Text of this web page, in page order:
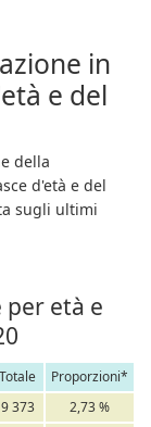
in
e del
della
d'età e del
sugli ultimi
per età e
Totale
Proporzioni*
9 373 2,73 %